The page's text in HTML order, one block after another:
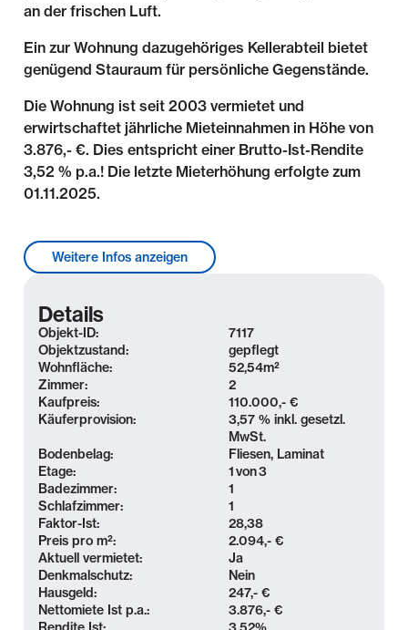
an der frischen Luft.
Ein zur Wohnung dazugehöriges Kellerabteil bietet
genügend Stauraum für persönliche Gegenstände.
Die Wohnung ist seit 2003 vermietet und
erwirtschaftet jährliche Mieteinnahmen in Höhe von
3.876,- €. Dies entspricht einer Brutto-Ist-Rendite
3,52 % p.a.! Die letzte Mieterhöhung erfolgte zum
01.11.2025.
Lage & Umgebung
Wohnlagen im Leipziger Norden und überzeugt
durch seine Mischung aus urbanem Leben und
grüner Umgebung.
In fußläufiger Entfernung befinden sich
Einkaufsmöglichkeiten für den täglichen Bedarf,
Ärzte, Apotheken, Schulen und Kitas. Für Freizeit
und Erholung laden der nahegelegene Arthur-
Bretschneider-Park sowie die großflächigen
Auenlandschaften rund um die Weiße Elster zu
Spaziergängen, sportlichen Aktivitäten oder
entspannten Stunden im Grünen ein.
Die Leipziger Innenstadt erreichen Sie in wenigen
Minuten mit dem Auto oder bequem per
Straßenbahn. Durch die nahegelegene B6 sowie die
Weitere Infos anzeigen
Details
Objekt-ID:
7117
Objektzustand:
gepflegt
Wohnfläche:
52,54m²
Zimmer:
2
Kaufpreis:
110.000,- €
Käuferprovision:
3,57 % inkl. gesetzl.
MwSt.
Bodenbelag:
Fliesen, Laminat
Etage:
1von3
Badezimmer:
1
Schlafzimmer:
1
Faktor-Ist:
28,38
Preis pro m²:
2.094,- €
Aktuell vermietet:
Ja
Denkmalschutz:
Nein
Hausgeld:
247,- €
Nettomiete Ist p.a.:
3.876,- €